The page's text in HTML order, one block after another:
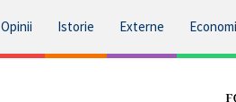
Opinii Istorie Externe